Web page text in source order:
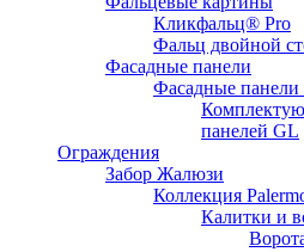
Кликфальц® Pro
Фальц двoйной
Фасадные панели
Фасадные панели
панелей GL
Ограждения
Забор Жалюзи
Коллекция
Калитки и